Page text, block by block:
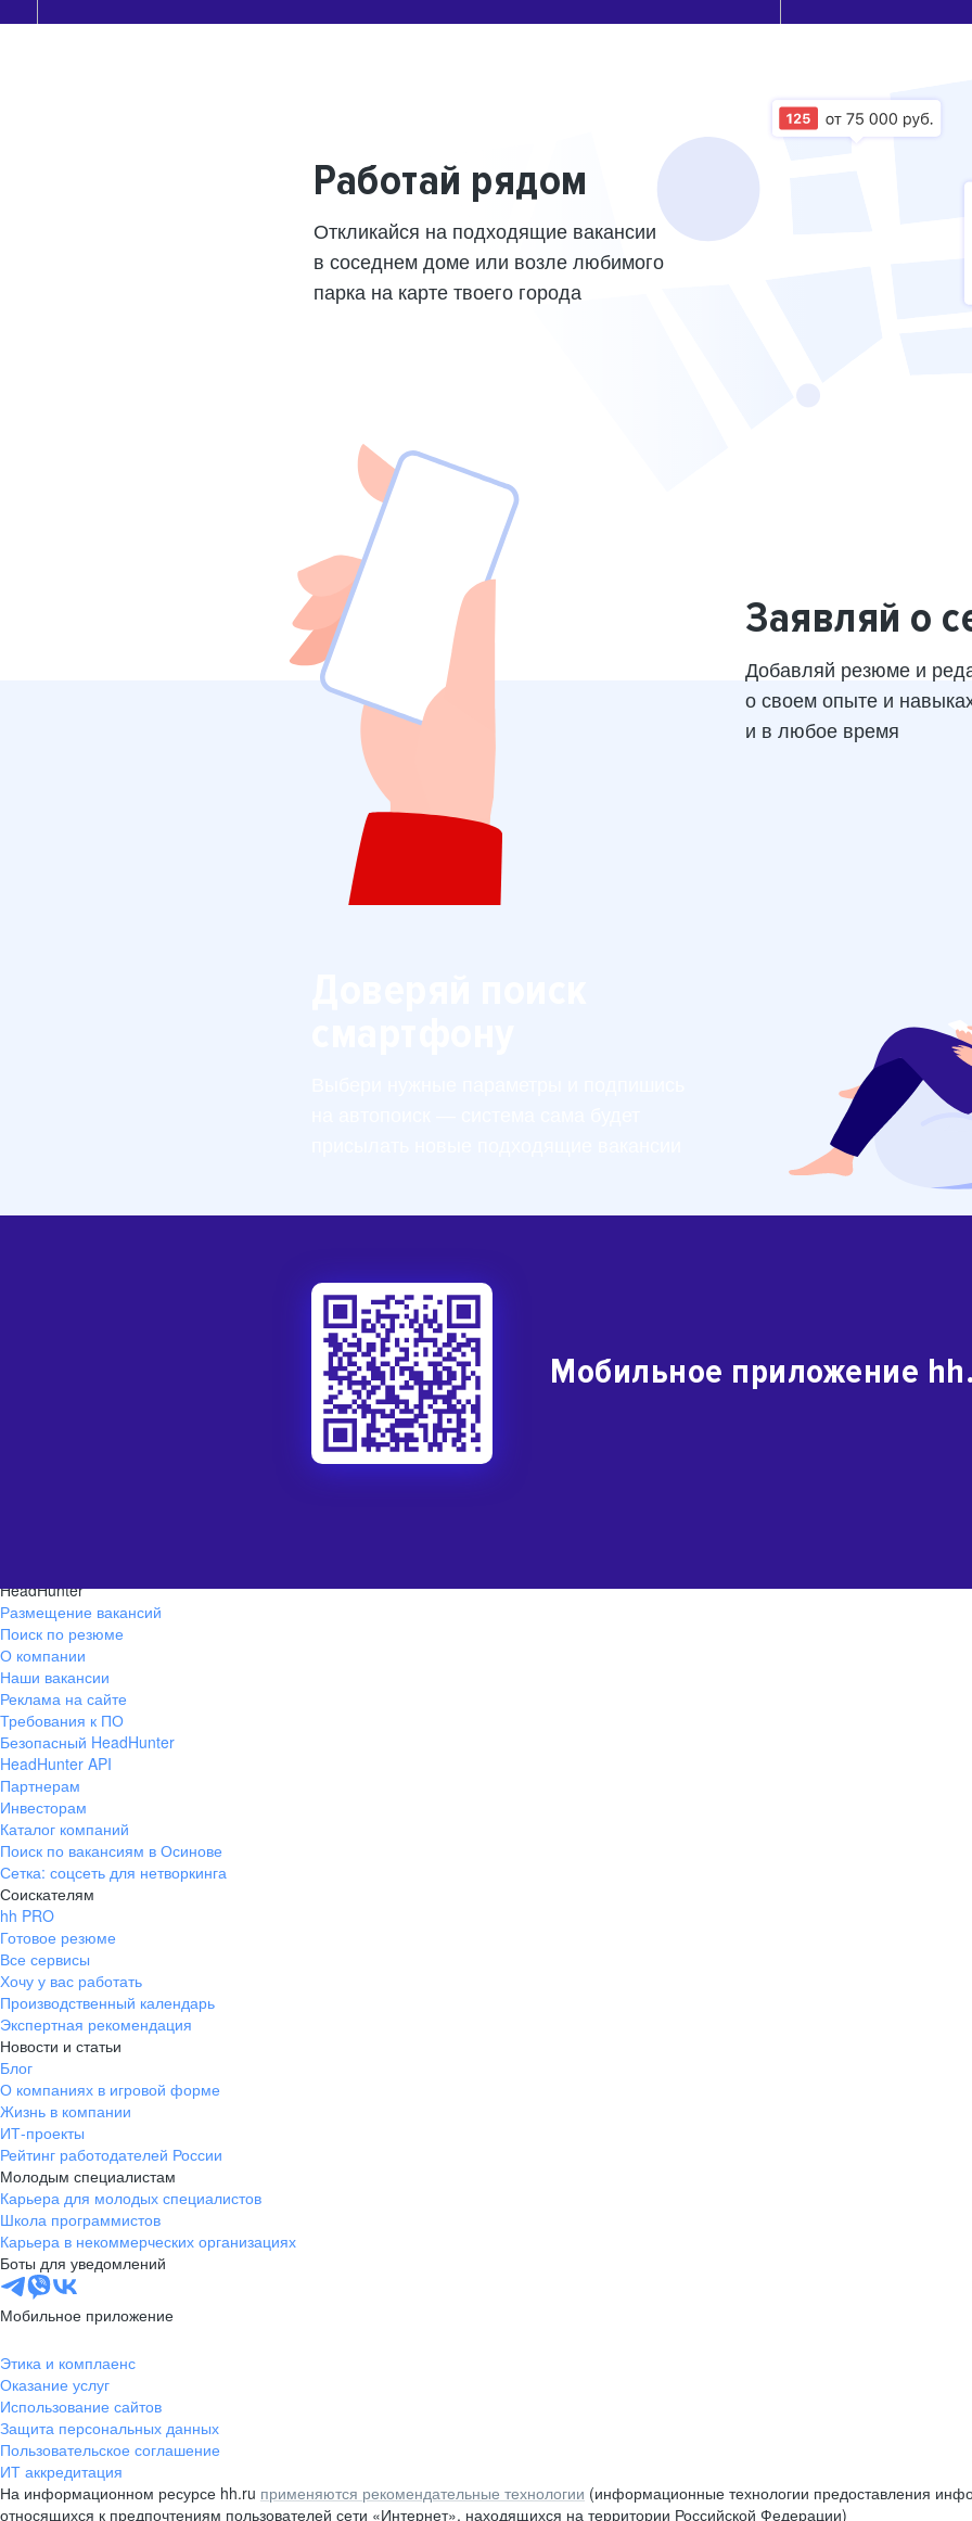
Работай рядом
Откликайся на подходящие вакансии
в соседнем доме или возле любимого
парка на карте твоего города
Заявляй о
Добавляй резюме и
о своем опыте и
и в любое время
Мобильное приложение
HeadHunter
Размещение вакансий
Поиск по резюме
О компании
Наши вакансии
Реклама на сайте
Требования к ПО
Безопасный HeadHunter
HeadHunter API
Партнерам
Инвесторам
Каталог компаний
Поиск по вакансиям в Осинове
Сетка: соцсеть для нетворкинга
Соискателям
hh PRO
Готовое резюме
Все сервисы
Хочу у вас работать
Производственный календарь
Экспертная рекомендация
Новости и статьи
Блог
О компаниях в игровой форме
Жизнь в компании
ИТ-проекты
Рейтинг работодателей России
Молодым специалистам
Карьера для молодых специалистов
Школа программистов
Карьера в некоммерческих организациях
Боты для уведомлений
Мобильное приложение
Этика и комплаенс
Оказание услуг
Использование сайтов
Защита персональных данных
Пользовательское соглашение
ИТ аккредитация
На информационном ресурсе hh.ru применяются рекомендательные технологии (информационные технологии предоставления
относящихся к предпочтениям пользователей сети «Интернет», находящихся на территории Российской Федерации)